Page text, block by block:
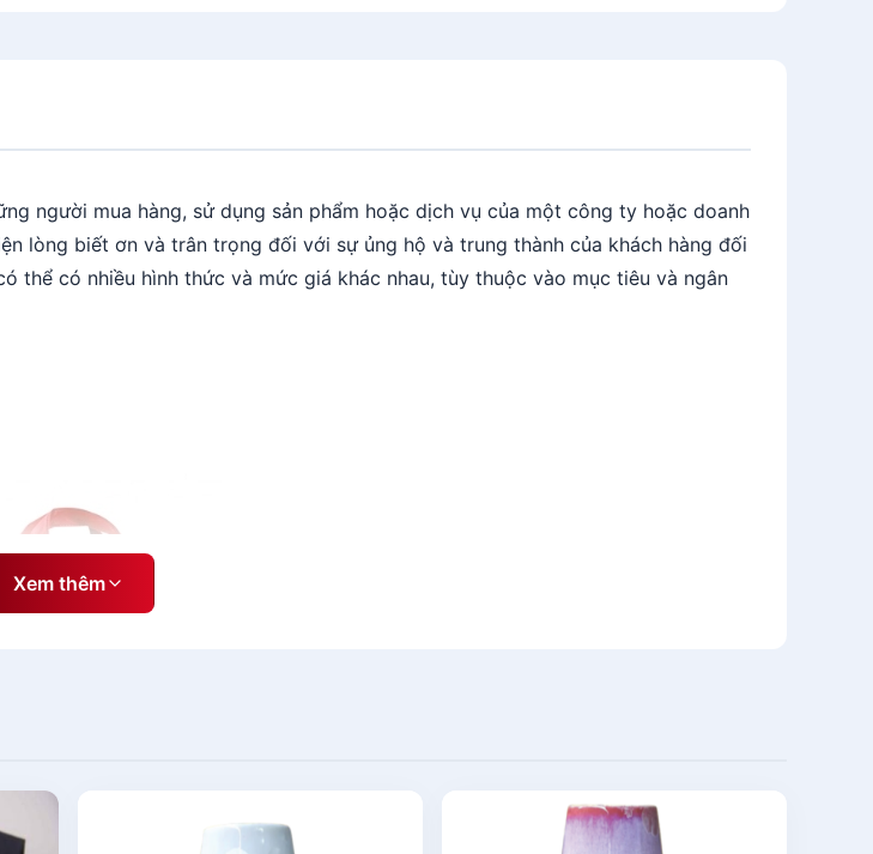
người mua hàng, sử dụng sản phẩm hoặc dịch vụ của một công ty hoặc doanh
lòng biết ơn và trân trọng đối với sự ủng hộ và trung thành của khách hàng đối
thể có nhiều hình thức và mức giá khác nhau, tùy thuộc vào mục tiêu và ngân
Xem thêm